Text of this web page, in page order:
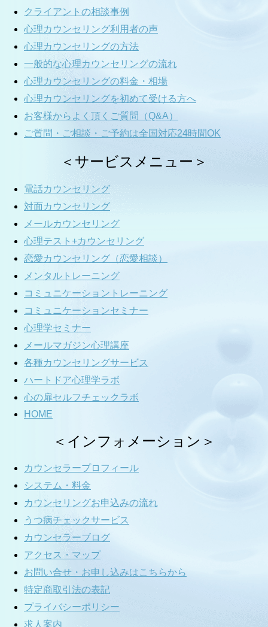
クライアントの相談事例
心理カウンセリング利用者の声
心理カウンセリングの方法
一般的な心理カウンセリングの流れ
心理カウンセリングの料金・相場
心理カウンセリングを初めて受ける方へ
お客様からよく頂くご質問（Q&A）
ご質問・ご相談・ご予約は全国対応24時間OK
＜サービスメニュー＞
電話カウンセリング
対面カウンセリング
メールカウンセリング
心理テスト+カウンセリング
恋愛カウンセリング（恋愛相談）
メンタルトレーニング
コミュニケーショントレーニング
コミュニケーションセミナー
心理学セミナー
メールマガジン心理講座
各種カウンセリングサービス
ハートドア心理学ラボ
心の扉セルフチェックラボ
HOME
＜インフォメーション＞
カウンセラープロフィール
システム・料金
カウンセリングお申込みの流れ
うつ病チェックサービス
カウンセラーブログ
アクセス・マップ
お問い合せ・お申し込みはこちらから
特定商取引法の表記
プライバシーポリシー
求人案内